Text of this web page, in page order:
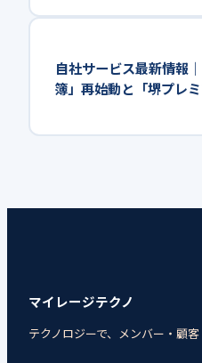
自社サービス最新情報
簿」再始動と「堺プレ
マイレージテクノ
テクノロジーで、メンバー・顧客